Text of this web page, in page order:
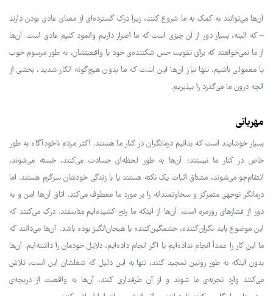
آن‌ها می‌توانند به کمک به ما شروع کنند، زیرا درک گسترده‌ای از معنای عادی بودن دارند
– که البته، بسیار دور از آن چیزی است که ما اصرار داریم وانمود کنیم عادی است. آن‌ها
از ما نمی‌خواهند که برای تقویت حس شکننده‌ی خود یا واقعیتشان، به طور مرسوم خوب
یا معمولی باشیم. تنها نیاز آن‌ها این است که ما بدون هیچ‌گونه انکار شدید، بخشی از
آنچه درون ما می‌گذرد را بپذیریم.
مهربانی
بسیار خوشایند است که بدانیم درمانگران در کنار ما هستند. اکثر مردم ناخودآگاه به طور
خاص در کنار ما نیستند؛ آن‌ها به طور لحظه‌ای حسادت می‌کنند، خسته می‌شوند،
انتقام‌جو می‌شوند، مشتاق اثبات یک نکته هستند یا با زندگی خودشان سرگرم هستند. اما
درمانگر توجهی متمرکز و سخاوتمندانه را بر مورد ما معطوف می‌کند. اتاق آن‌ها امن و به
دور از فشارهای روزمره است. آن‌ها از اینکه ما رنج کشیده‌ایم متاسفند. درک می‌کنند که
این موضوع باید نگران‌کننده، خشمگین‌کننده یا هیجان‌انگیز بوده باشد. آن‌ها می‌دانند که
ما این کار را عمداً انجام نداده‌ایم یا اگر انجام داده‌ایم، دلایل خودمان را داشته‌ایم. آن‌ها
بدون اینکه به طور روتین تمجید کنند، تنها به این دلیل که شغلشان این است، تلاش
می‌کنند وارد تجربه‌ی ما شوند و از آن طرفداری کنند. آن‌ها به واقعیت از دریچه‌ی